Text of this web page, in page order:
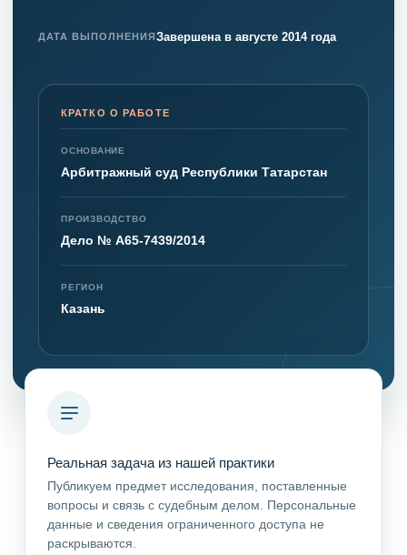
ДАТА ВЫПОЛНЕНИЯЗавершена в августе 2014 года
КРАТКО О РАБОТЕ
ОСНОВАНИЕ
Арбитражный суд Республики Татарстан
ПРОИЗВОДСТВО
Дело № А65-7439/2014
РЕГИОН
Казань
Реальная задача из нашей практики
Публикуем предмет исследования, поставленные
вопросы и связь с судебным делом. Персональные
данные и сведения ограниченного доступа не
раскрываются.